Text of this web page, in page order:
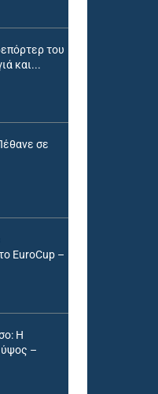
του
και...
σε
EuroCup –
Η
ύψος –